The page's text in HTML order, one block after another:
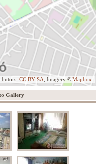
CC-BY-SA , Imagery © Mapbox
Gallery